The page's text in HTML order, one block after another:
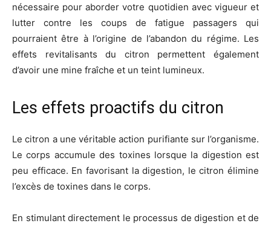
nécessaire pour aborder votre quotidien avec vigueur et
lutter contre les coups de fatigue passagers qui
pourraient être à l’origine de l’abandon du régime. Les
effets revitalisants du citron permettent également
d’avoir une mine fraîche et un teint lumineux.
Les effets proactifs du citron
Le citron a une véritable action purifiante sur l’organisme.
Le corps accumule des toxines lorsque la digestion est
peu efficace. En favorisant la digestion, le citron élimine
l’excès de toxines dans le corps.
En stimulant directement le processus de digestion et de